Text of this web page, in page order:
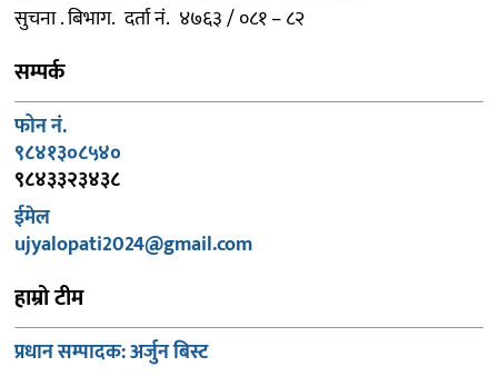
सुचना . बिभाग. दर्ता नं. ४७६३ / ०८१ – ८२
सम्पर्क
फोन नं.
९८४१३०८५४०
९८४३३२३४३८
ईमेल
ujyalopati2024@gmail.com
हाम्रो टीम
प्रधान सम्पादक: अर्जुन बिस्ट